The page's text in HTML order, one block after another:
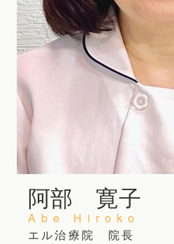
阿部 寛子
Abe Hiroko
エル治療院 院長